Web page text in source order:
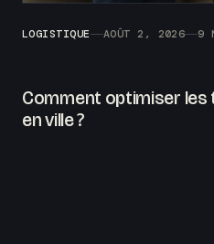
LOGISTIQUE AOÛT 2, 2026 9
Comment optimiser les
en ville ?